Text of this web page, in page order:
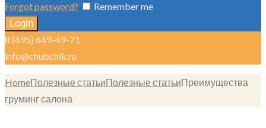
Forgot password? Remember me
8 (495) 649-49-71
info@chubchik.ru
HomeПолезные статьиПолезные статьиПреимущества
груминг салона